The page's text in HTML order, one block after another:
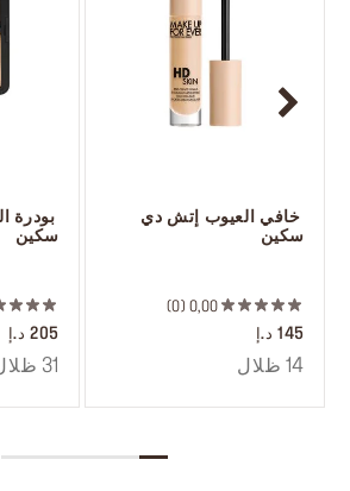
سكين
205 د.إ
31 ظلال
سكين
0,00
0
145 د.إ
14 ظلال